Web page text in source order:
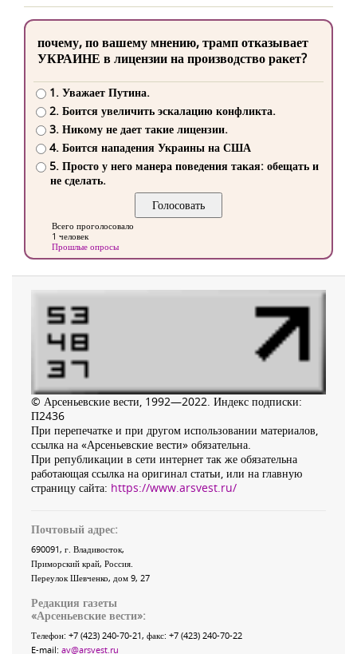
почему, по вашему мнению, трамп отказывает
УКРАИНЕ в лицензии на производство ракет?
1. Уважает Путина.
2. Боится увеличить эскалацию конфликта.
3. Никому не дает такие лицензии.
4. Боится нападения Украины на США
5. Просто у него манера поведения такая: обещать и
не сделать.
Всего проголосовало
1 человек
Прошлые опросы
© Арсеньевские вести, 1992—2022. Индекс подписки:
П2436
При перепечатке и при другом использовании материалов,
ссылка на «Арсеньевские вести» обязательна.
При републикации в сети интернет так же обязательна
работающая ссылка на оригинал статьи, или на главную
страницу сайта: https://www.arsvest.ru/
Почтовый адрес:
690091, г. Владивосток,
Приморский край, Россия
Переулок Шевченко, дом 9, 27
Редакция газеты
«Арсеньевские вести»:
Телефон: +7 (423) 240-70-21, факс: +7 (423) 240-70-22
E-mail: av@arsvest.ru